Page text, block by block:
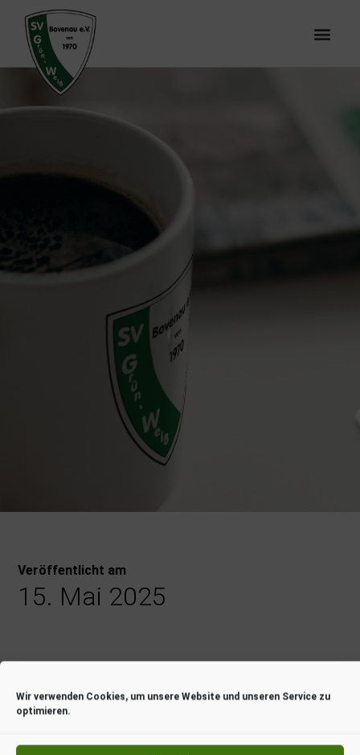
Wir verwenden Cookies, um unsere Website und unseren Service zu
optimieren.
Veröffentlicht am
15. Mai 2025
TURNIER am 5. Juli